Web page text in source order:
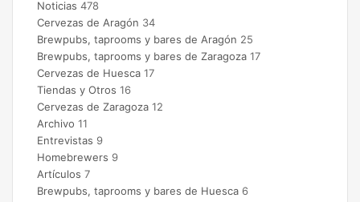
Noticias 478
Cervezas de Aragón 34
Brewpubs, taprooms y bares de Aragón 25
Brewpubs, taprooms y bares de Zaragoza 17
Cervezas de Huesca 17
Tiendas y Otros 16
Cervezas de Zaragoza 12
Archivo 11
Entrevistas 9
Homebrewers 9
Artículos 7
Brewpubs, taprooms y bares de Huesca 6